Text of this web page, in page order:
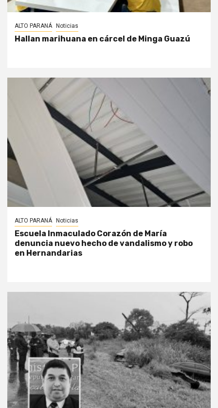
ALTO PARANÁ Noticias
Hallan marihuana en cárcel de Minga Guazú
ALTO PARANÁ Noticias
Escuela Inmaculado Corazón de María
denuncia nuevo hecho de vandalismo y robo
en Hernandarias